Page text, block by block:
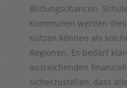
Bildungschancen.
Kommunen werden
nutzen können als
Regionen. Es bedarf
ausreichenden
sicherzustellen, dass